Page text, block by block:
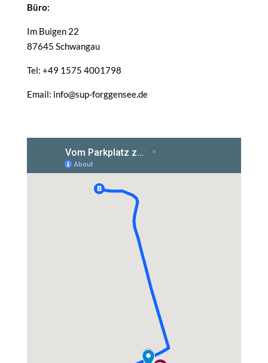
Büro:
Im Buigen 22
87645 Schwangau
Tel: +49 1575 4001798
Email: info@sup-forggensee.de